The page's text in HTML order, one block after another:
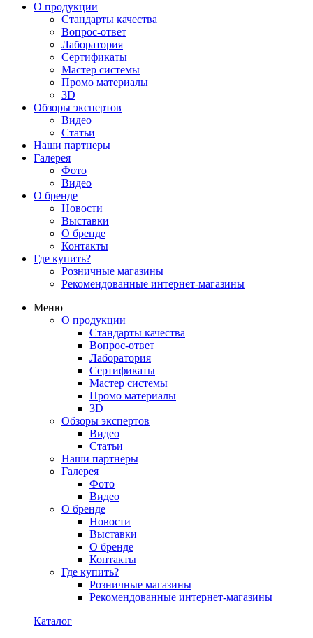
О продукции
Стандарты качества
Вопрос-ответ
Лаборатория
Сертификаты
Мастер системы
Промо материалы
3D
Обзоры экспертов
Видео
Статьи
Наши партнеры
Галерея
Фото
Видео
О бренде
Новости
Выставки
О бренде
Контакты
Где купить?
Розничные магазины
Рекомендованные интернет-магазины
Меню
О продукции
Стандарты качества
Вопрос-ответ
Лаборатория
Сертификаты
Мастер системы
Промо материалы
3D
Обзоры экспертов
Видео
Статьи
Наши партнеры
Галерея
Фото
Видео
О бренде
Новости
Выставки
О бренде
Контакты
Где купить?
Розничные магазины
Рекомендованные интернет-магазины
Каталог